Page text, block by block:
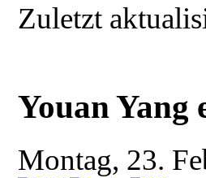
Zuletzt
Youan Yang
Montag, 23.